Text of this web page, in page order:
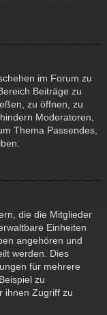
im Forum zu
Beiträge zu
zu öffnen, zu
Moderatoren,
Thema Passendes,
die die Mitglieder
Einheiten
angehören und
werden. Dies
für mehrere
zu
ihnen Zugriff zu